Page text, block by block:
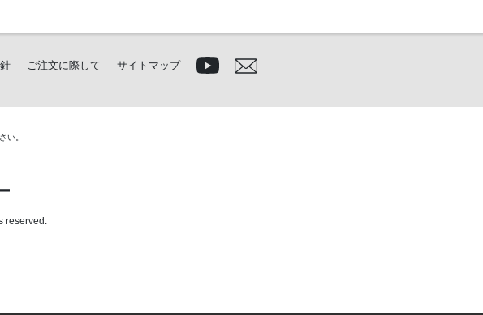
ご注文に際して サイトマップ
い。
reserved.